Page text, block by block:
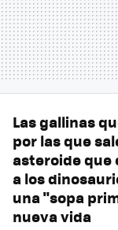
Las gallinas
por las que
asteroide que
a los
una "sopa
nueva vida